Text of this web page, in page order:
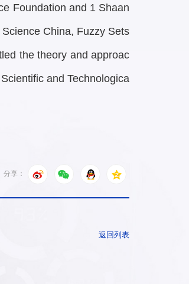
Foundation and 1 Shaan
China, Fuzzy Sets
the theory and approac
and Technologica
分享：
返回列表